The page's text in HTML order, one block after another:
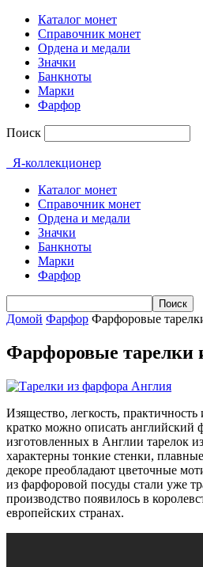
Каталог монет
Справочник монет
Ордена и медали
Значки
Банкноты
Марки
Фарфор
Поиск
Я-коллекционер
Каталог монет
Справочник монет
Ордена и медали
Значки
Банкноты
Марки
Фарфор
Домой Фарфор Фарфоровые
Фарфоровые тарелки
Изящество, легкость, практичность
кратко можно описать английский
изготовленных в Англии тарелок
характерны тонкие стенки,
декоре преобладают цветочные
из фарфоровой посуды стали уже
производство появилось в
европейских странах.